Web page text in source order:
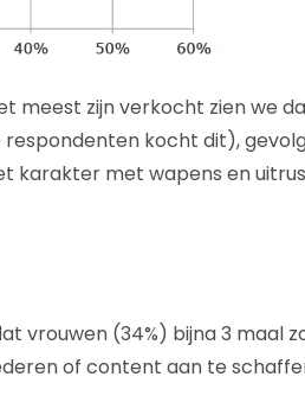
meest zijn verkocht zien we
kocht dit),
karakter met wapens en
vrouwen (34%) bijna 3 maal
of content aan te